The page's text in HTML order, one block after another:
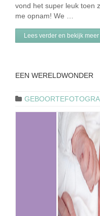
vond het super leuk toen
me opnam! We …
Lees verder en bekijk meer
EEN WERELDWONDER